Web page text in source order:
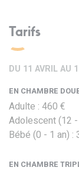
Tarifs
DU 11 AVRIL AU
EN CHAMBRE
Adulte : 460 €
Adolescent (12
Bébé (0 - 1 an) :
EN CHAMBRE